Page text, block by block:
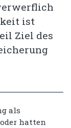
ist
Ziel des
als
hatten